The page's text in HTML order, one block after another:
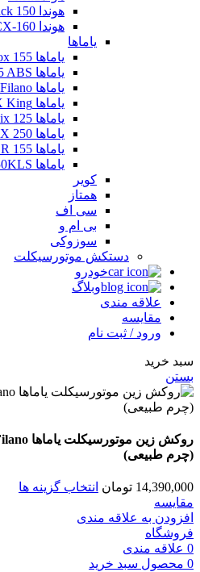
هوندا Click 150
هوندا PCX-160
یاماها
یاماها Aerox 155
یاماها Areox 155 ABS
یاماها Grand Filano
یاماها MX King
یاماها Qbix 125
یاماها XMAX 250
یاماها XSR 155
یاماها NMAX 150KLS
کویر
همتاز
سی اف
بی ام و
سوزوکی
دستکش موتورسیکلت
خودرو
وبلاگ
علاقه مندی
مقایسه
ورود / ثبت نام
سبد خرید
بستن
(چرم طبیعی)
14,390,000 تومان انتخاب گزینه ها
مقایسه
افزودن به علاقه مندی
فروشگاه
0 علاقه مندی
0 محصول سبد خرید